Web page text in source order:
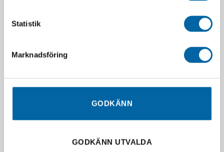
Statistik
Marknadsföring
GODKÄNN
GODKÄNN UTVALDA
Polaris Off-Road Tool Kit By
CruzTOOLS
Heavy Duty Grease Gun Kit
(3 Oz – 14 Oz)